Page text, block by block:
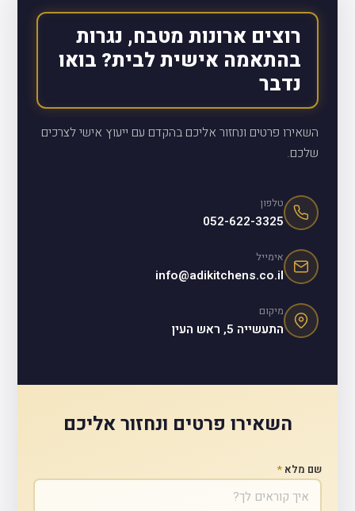
רוצים ארונות מטבח, נגרות
בהתאמה אישית לבית? בואו
נדבר
השאירו פרטים ונחזור אליכם בהקדם עם ייעוץ אישי לצרכים
שלכם.
טלפון
052-622-3325
אימייל
info@adikitchens.co.il
מיקום
התעשייה 5, ראש העין
השאירו פרטים ונחזור אליכם
שם מלא*